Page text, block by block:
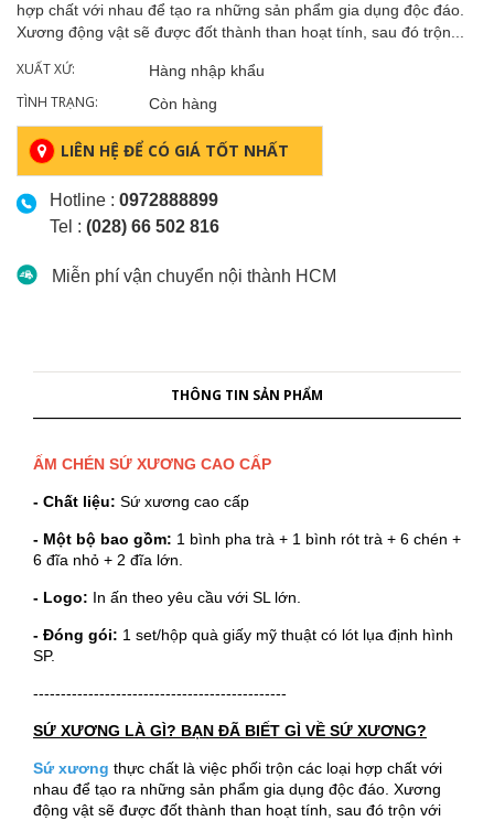
hợp chất với nhau để tạo ra những sản phẩm gia dụng độc đáo.
Xương động vật sẽ được đốt thành than hoạt tính, sau đó trộn...
XUẤT XỨ: Hàng nhập khẩu
TÌNH TRẠNG: Còn hàng
LIÊN HỆ ĐỂ CÓ GIÁ TỐT NHẤT
Hotline : 0972888899
Tel : (028) 66 502 816
Miễn phí vận chuyển nội thành HCM
THÔNG TIN SẢN PHẨM
ẤM CHÉN SỨ XƯƠNG CAO CẤP
- Chất liệu: Sứ xương cao cấp
- Một bộ bao gồm: 1 bình pha trà + 1 bình rót trà + 6 chén +
6 đĩa nhỏ + 2 đĩa lớn.
- Logo: In ấn theo yêu cầu với SL lớn.
- Đóng gói: 1 set/hộp quà giấy mỹ thuật có lót lụa định hình
SP.
----------------------------------------------
SỨ XƯƠNG LÀ GÌ? BẠN ĐÃ BIẾT GÌ VỀ SỨ XƯƠNG?
Sứ xương thực chất là việc phối trộn các loại hợp chất với
nhau để tạo ra những sản phẩm gia dụng độc đáo. Xương
động vật sẽ được đốt thành than hoạt tính, sau đó trộn với